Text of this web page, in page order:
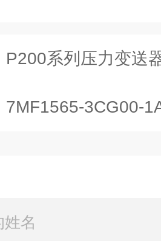
P200系列压力变送
7MF1565-3CG00-1AA1